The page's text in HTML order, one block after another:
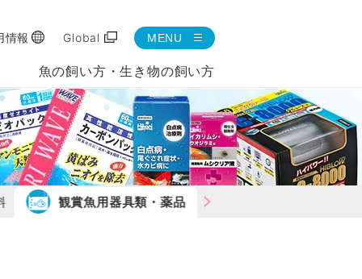
情報 Global MENU
魚の飼い方・生き物の飼い方
観賞魚用器具類・薬品